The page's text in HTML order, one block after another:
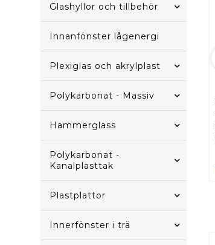
Glashyllor och tillbehör
Innanfönster lågenergi
Plexiglas och akrylplast
Polykarbonat - Massiv
Hammerglass
Polykarbonat -
Kanalplasttak
Plastplattor
Innerfönster i trä